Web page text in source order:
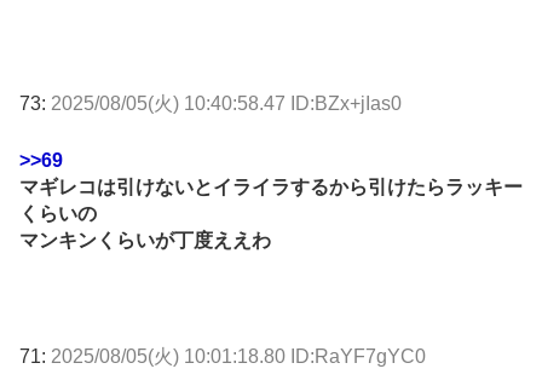
73: 2025/08/05(火) 10:40:58.47 ID:BZx+jIas0
>>69
マギレコは引けないとイライラするから引けたらラッキー
くらいの
マンキンくらいが丁度ええわ
71: 2025/08/05(火) 10:01:18.80 ID:RaYF7gYC0